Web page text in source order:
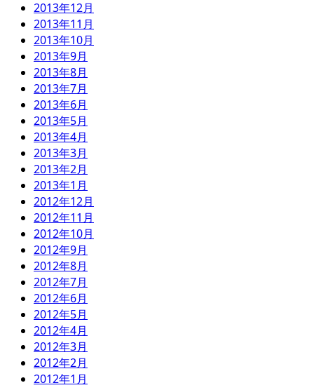
2013年12月
2013年11月
2013年10月
2013年9月
2013年8月
2013年7月
2013年6月
2013年5月
2013年4月
2013年3月
2013年2月
2013年1月
2012年12月
2012年11月
2012年10月
2012年9月
2012年8月
2012年7月
2012年6月
2012年5月
2012年4月
2012年3月
2012年2月
2012年1月